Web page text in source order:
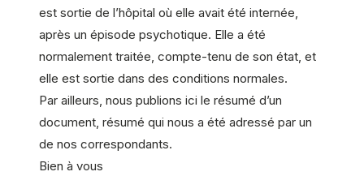
est sortie de l’hôpital où elle avait été internée,
après un épisode psychotique. Elle a été
normalement traitée, compte-tenu de son état, et
elle est sortie dans des conditions normales.
Par ailleurs, nous publions ici le résumé d’un
document, résumé qui nous a été adressé par un
de nos correspondants.
Bien à vous